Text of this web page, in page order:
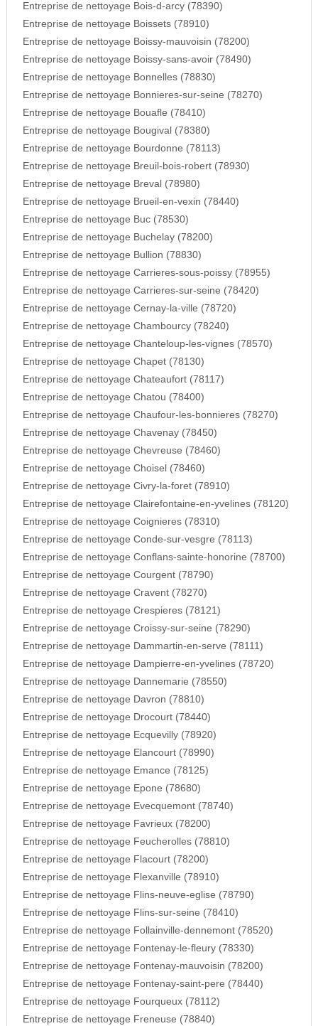
Entreprise de nettoyage Bois-d-arcy (78390)
Entreprise de nettoyage Boissets (78910)
Entreprise de nettoyage Boissy-mauvoisin (78200)
Entreprise de nettoyage Boissy-sans-avoir (78490)
Entreprise de nettoyage Bonnelles (78830)
Entreprise de nettoyage Bonnieres-sur-seine (78270)
Entreprise de nettoyage Bouafle (78410)
Entreprise de nettoyage Bougival (78380)
Entreprise de nettoyage Bourdonne (78113)
Entreprise de nettoyage Breuil-bois-robert (78930)
Entreprise de nettoyage Breval (78980)
Entreprise de nettoyage Brueil-en-vexin (78440)
Entreprise de nettoyage Buc (78530)
Entreprise de nettoyage Buchelay (78200)
Entreprise de nettoyage Bullion (78830)
Entreprise de nettoyage Carrieres-sous-poissy (78955)
Entreprise de nettoyage Carrieres-sur-seine (78420)
Entreprise de nettoyage Cernay-la-ville (78720)
Entreprise de nettoyage Chambourcy (78240)
Entreprise de nettoyage Chanteloup-les-vignes (78570)
Entreprise de nettoyage Chapet (78130)
Entreprise de nettoyage Chateaufort (78117)
Entreprise de nettoyage Chatou (78400)
Entreprise de nettoyage Chaufour-les-bonnieres (78270)
Entreprise de nettoyage Chavenay (78450)
Entreprise de nettoyage Chevreuse (78460)
Entreprise de nettoyage Choisel (78460)
Entreprise de nettoyage Civry-la-foret (78910)
Entreprise de nettoyage Clairefontaine-en-yvelines (78120)
Entreprise de nettoyage Coignieres (78310)
Entreprise de nettoyage Conde-sur-vesgre (78113)
Entreprise de nettoyage Conflans-sainte-honorine (78700)
Entreprise de nettoyage Courgent (78790)
Entreprise de nettoyage Cravent (78270)
Entreprise de nettoyage Crespieres (78121)
Entreprise de nettoyage Croissy-sur-seine (78290)
Entreprise de nettoyage Dammartin-en-serve (78111)
Entreprise de nettoyage Dampierre-en-yvelines (78720)
Entreprise de nettoyage Dannemarie (78550)
Entreprise de nettoyage Davron (78810)
Entreprise de nettoyage Drocourt (78440)
Entreprise de nettoyage Ecquevilly (78920)
Entreprise de nettoyage Elancourt (78990)
Entreprise de nettoyage Emance (78125)
Entreprise de nettoyage Epone (78680)
Entreprise de nettoyage Evecquemont (78740)
Entreprise de nettoyage Favrieux (78200)
Entreprise de nettoyage Feucherolles (78810)
Entreprise de nettoyage Flacourt (78200)
Entreprise de nettoyage Flexanville (78910)
Entreprise de nettoyage Flins-neuve-eglise (78790)
Entreprise de nettoyage Flins-sur-seine (78410)
Entreprise de nettoyage Follainville-dennemont (78520)
Entreprise de nettoyage Fontenay-le-fleury (78330)
Entreprise de nettoyage Fontenay-mauvoisin (78200)
Entreprise de nettoyage Fontenay-saint-pere (78440)
Entreprise de nettoyage Fourqueux (78112)
Entreprise de nettoyage Freneuse (78840)